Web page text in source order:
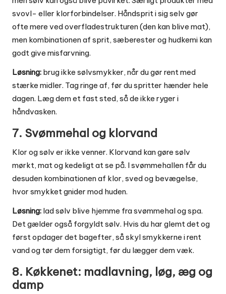
svovl- eller klorforbindelser. Håndsprit i sig selv gør
ofte mere ved overfladestrukturen (den kan blive mat),
men kombinationen af sprit, sæberester og hudkemi kan
godt give misfarvning.
Løsning: brug ikke sølvsmykker, når du gør rent med
stærke midler. Tag ringe af, før du spritter hænder hele
dagen. Læg dem et fast sted, så de ikke ryger i
håndvasken.
7. Svømmehal og klorvand
Klor og sølv er ikke venner. Klorvand kan gøre sølv
mørkt, mat og kedeligt at se på. I svømmehallen får du
desuden kombinationen af klor, sved og bevægelse,
hvor smykket gnider mod huden.
Løsning: lad sølv blive hjemme fra svømmehal og spa.
Det gælder også forgyldt sølv. Hvis du har glemt det og
først opdager det bagefter, så skyl smykkerne i rent
vand og tør dem forsigtigt, før du lægger dem væk.
8. Køkkenet: madlavning, løg, æg og
damp